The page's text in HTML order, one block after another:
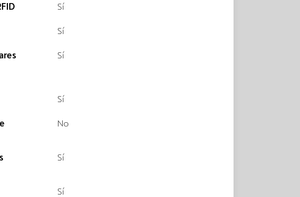
Sí
Sí
Sí
Sí
No
Sí
Sí